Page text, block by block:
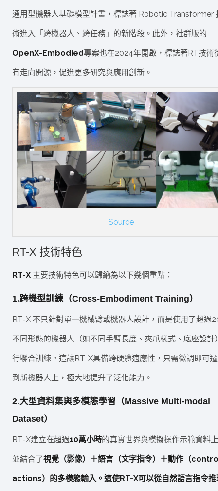
通用型機器人基礎模型計畫，標誌著 Robotic Transformer
術進入「跨機器人、跨任務」的新階段。此外，社群版的
OpenX-Embodied專案也在2024年開啟，標誌著RT技術
有走向開源，促進更多研究與應用創新。
Source
RT-X 技術特色
RT-X主要技術特色可以歸納為以下幾個重點：
1.跨機型訓練（Cross-Embodiment Training）
RT-X 不只針對單一機械臂或機器人設計，而是使用了超過
不同形態的機器人（如不同手臂長度、夾爪樣式、底座設計
行聯合訓練。這讓RT-X具備跨硬體適應性，只需微調即可
到新機器人上，極大地提升了泛化能力。
2.大型資料集與多模態學習（Massive Multi-modal
Dataset）
RT-X建立在超過10萬小時的真實世界與模擬操作示範資料
並結合了視覺（影像）＋語言（文字指令）＋動作（
actions）的多模態輸入。這使RT-X可以從自然語言指令推